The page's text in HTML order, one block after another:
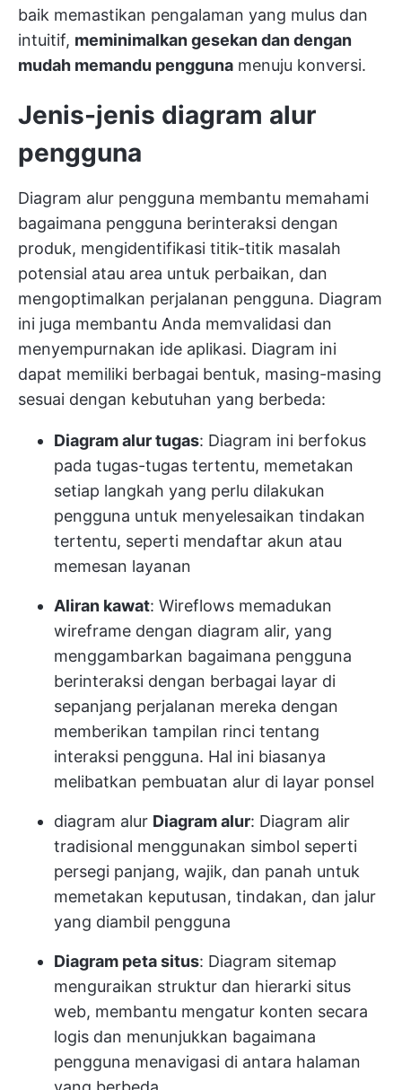
baik memastikan pengalaman yang mulus dan
intuitif, meminimalkan gesekan dan dengan
mudah memandu pengguna menuju konversi.
Jenis-jenis diagram alur
pengguna
Diagram alur pengguna membantu memahami
bagaimana pengguna berinteraksi dengan
produk, mengidentifikasi titik-titik masalah
potensial atau area untuk perbaikan, dan
mengoptimalkan perjalanan pengguna. Diagram
ini juga membantu Anda memvalidasi dan
menyempurnakan ide aplikasi. Diagram ini
dapat memiliki berbagai bentuk, masing-masing
sesuai dengan kebutuhan yang berbeda:
Diagram alur tugas: Diagram ini berfokus
pada tugas-tugas tertentu, memetakan
setiap langkah yang perlu dilakukan
pengguna untuk menyelesaikan tindakan
tertentu, seperti mendaftar akun atau
memesan layanan
Aliran kawat: Wireflows memadukan
wireframe dengan diagram alir, yang
menggambarkan bagaimana pengguna
berinteraksi dengan berbagai layar di
sepanjang perjalanan mereka dengan
memberikan tampilan rinci tentang
interaksi pengguna. Hal ini biasanya
melibatkan pembuatan alur di layar ponsel
diagram alur Diagram alur: Diagram alir
tradisional menggunakan simbol seperti
persegi panjang, wajik, dan panah untuk
memetakan keputusan, tindakan, dan jalur
yang diambil pengguna
Diagram peta situs: Diagram sitemap
menguraikan struktur dan hierarki situs
web, membantu mengatur konten secara
logis dan menunjukkan bagaimana
pengguna menavigasi di antara halaman